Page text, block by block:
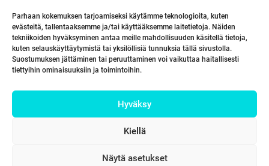
Parhaan kokemuksen tarjoamiseksi käytämme teknologioita, kuten
evästeitä, tallentaaksemme ja/tai käyttääksemme laitetietoja. Näiden
tekniikoiden hyväksyminen antaa meille mahdollisuuden käsitellä tietoja,
kuten selauskäyttäytymistä tai yksilöllisiä tunnuksia tällä sivustolla.
Suostumuksen jättäminen tai peruuttaminen voi vaikuttaa haitallisesti
tiettyihin ominaisuuksiin ja toimintoihin.
Hyväksy
Kiellä
Näytä asetukset
Kumppanimme maailmalla